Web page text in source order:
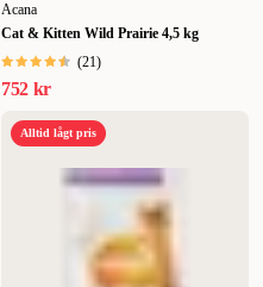
Acana
Cat & Kitten Wild Prairie 4,5 kg
(21)
752 kr
Alltid lågt pris